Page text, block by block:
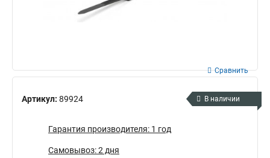
Артикул: 89924
Сравнить
В наличии
Гарантия производителя: 1 год
Самовывоз: 2 дня